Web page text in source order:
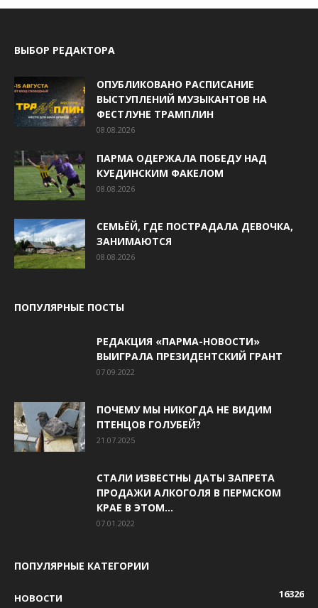
ВЫБОР РЕДАКТОРА
ОПУБЛИКОВАНО РАСПИСАНИЕ
ВЫСТУПЛЕНИЙ МУЗЫКАНТОВ НА
ФЕСТЛУНЕ ТРАМПЛИН
08.08.2026
ПАРМА ОДЕРЖАЛА ПОБЕДУ НАД
КУЕДИНСКИМ ФАКЕЛОМ
08.08.2026
СЕМЬЁЙ, ГДЕ ПОСТРАДАЛА ДЕВОЧКА,
ЗАНИМАЮТСЯ
08.08.2026
ПОПУЛЯРНЫЕ ПОСТЫ
РЕДАКЦИЯ «ПАРМА-НОВОСТИ»
ВЫИГРАЛА ПРЕЗИДЕНТСКИЙ ГРАНТ
07.09.2022
ПОЧЕМУ МЫ НИКОГДА НЕ ВИДИМ
ПТЕНЦОВ ГОЛУБЕЙ?
21.07.2025
СТАЛИ ИЗВЕСТНЫ ДАТЫ ЗАПРЕТА
ПРОДАЖИ АЛКОГОЛЯ В ПЕРМСКОМ
КРАЕ В ЭТОМ...
07.01.2022
ПОПУЛЯРНЫЕ КАТЕГОРИИ
НОВОСТИ
16326